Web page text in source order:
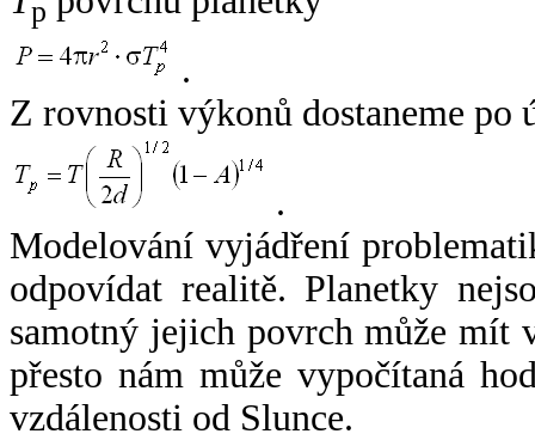
p
.
Z rovnosti výkonů dostaneme po
.
Modelování vyjádření
odpovídat realitě. Planetky
samotný jejich povrch může mít
přesto nám může vypočítaná
vzdálenosti od Slunce.